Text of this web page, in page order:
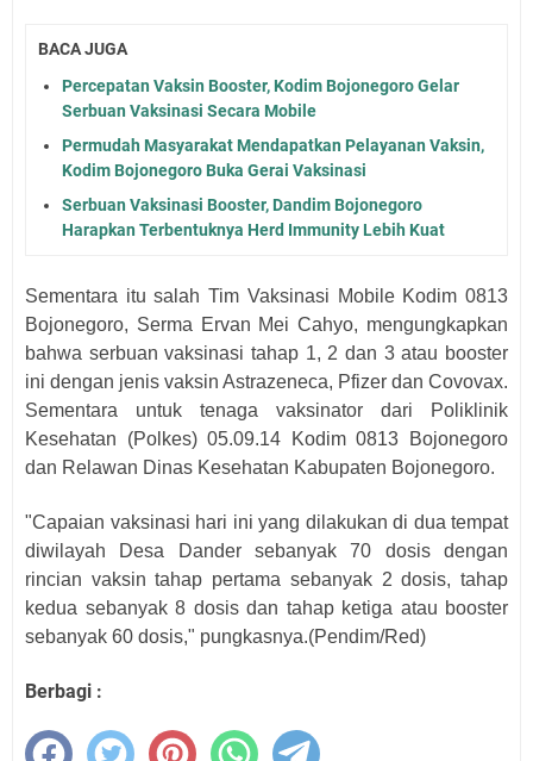
BACA JUGA
Percepatan Vaksin Booster, Kodim Bojonegoro Gelar
Serbuan Vaksinasi Secara Mobile
Permudah Masyarakat Mendapatkan Pelayanan Vaksin,
Kodim Bojonegoro Buka Gerai Vaksinasi
Serbuan Vaksinasi Booster, Dandim Bojonegoro
Harapkan Terbentuknya Herd Immunity Lebih Kuat
Sementara itu salah Tim Vaksinasi Mobile Kodim 0813
Bojonegoro, Serma Ervan Mei Cahyo, mengungkapkan
bahwa serbuan vaksinasi tahap 1, 2 dan 3 atau booster
ini dengan jenis vaksin Astrazeneca, Pfizer dan Covovax.
Sementara untuk tenaga vaksinator dari Poliklinik
Kesehatan (Polkes) 05.09.14 Kodim 0813 Bojonegoro
dan Relawan Dinas Kesehatan Kabupaten Bojonegoro.
"Capaian vaksinasi hari ini yang dilakukan di dua tempat
diwilayah Desa Dander sebanyak 70 dosis dengan
rincian vaksin tahap pertama sebanyak 2 dosis, tahap
kedua sebanyak 8 dosis dan tahap ketiga atau booster
sebanyak 60 dosis," pungkasnya.(Pendim/Red)
Berbagi :